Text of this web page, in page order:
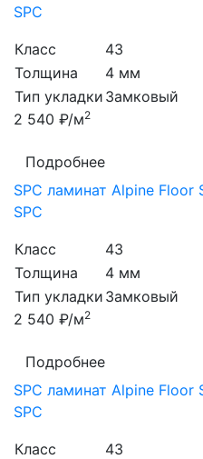
SPC
Класс
43
Толщина
4 мм
Тип укладки Замковый
2 540 ₽/м2
Подробнее
SPC ламинат Alpine
SPC
Класс
43
Толщина
4 мм
Тип укладки Замковый
2 540 ₽/м2
Подробнее
SPC ламинат Alpine
SPC
Класс
43